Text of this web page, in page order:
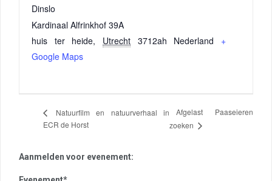
Dinslo
Kardinaal Alfrinkhof 39A
huis ter heide, Utrecht 3712ah Nederland
+
Google Maps
Natuurfilm en natuurverhaal in
ECR de Horst
Afgelast Paaseieren
zoeken
Aanmelden voor evenement: